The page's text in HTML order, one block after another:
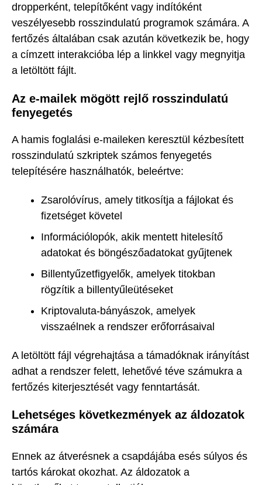
dropperként, telepítőként vagy indítóként
veszélyesebb rosszindulatú programok számára. A
fertőzés általában csak azután következik be, hogy
a címzett interakcióba lép a linkkel vagy megnyitja
a letöltött fájlt.
Az e-mailek mögött rejlő rosszindulatú
fenyegetés
A hamis foglalási e-maileken keresztül kézbesített
rosszindulatú szkriptek számos fenyegetés
telepítésére használhatók, beleértve:
Zsarolóvírus, amely titkosítja a fájlokat és
fizetséget követel
Információlopók, akik mentett hitelesítő
adatokat és böngészőadatokat gyűjtenek
Billentyűzetfigyelők, amelyek titokban
rögzítik a billentyűleütéseket
Kriptovaluta-bányászok, amelyek
visszaélnek a rendszer erőforrásaival
A letöltött fájl végrehajtása a támadóknak irányítást
adhat a rendszer felett, lehetővé téve számukra a
fertőzés kiterjesztését vagy fenntartását.
Lehetséges következmények az áldozatok
számára
Ennek az átverésnek a csapdájába esés súlyos és
tartós károkat okozhat. Az áldozatok a